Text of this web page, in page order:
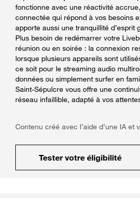
fonctionne avec une réactivité
connectée qui répond à vos besoins
apporte aussi une tranquillité d’esprit
Plus besoin de redémarrer votre
réunion ou en soirée : la connexion
lorsque plusieurs appareils sont
ce soit pour le streaming audio
données ou simplement surfer en
Saint-Sépulcre vous offre une
réseau infaillible, adapté à vos
Contenu créé avec l’aide d’une IA et
Tester votre éligibilité